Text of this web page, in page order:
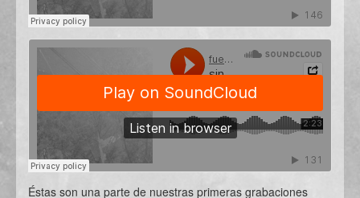
Éstas son una parte de nuestras primeras grabaciones